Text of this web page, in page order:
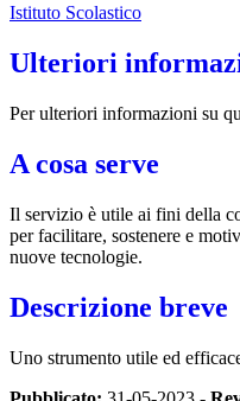
Istituto Scolastico
Ulteriori
Per ulteriori informazioni su
A cosa serve
Il servizio è utile ai fini della
per facilitare, sostenere e
nuove tecnologie.
Descrizione breve
Uno strumento utile ed